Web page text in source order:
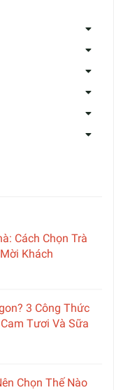
Cách Chọn Trà
Khách
3 Công Thức
Tươi Và Sữa
Chọn Thế Nào